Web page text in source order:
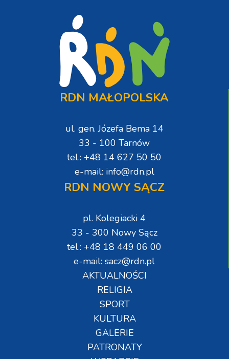
RDN MAŁOPOLSKA
ul. gen. Józefa Bema 14
33 - 100 Tarnów
tel.: +48 14 627 50 50
e-mail: info@rdn.pl
RDN NOWY SĄCZ
pl. Kolegiacki 4
33 - 300 Nowy Sącz
tel.: +48 18 449 06 00
e-mail: sacz@rdn.pl
AKTUALNOŚCI
RELIGIA
SPORT
KULTURA
GALERIE
PATRONATY